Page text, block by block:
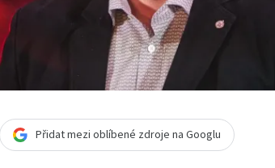
Přidat mezi oblíbené zdroje na Googlu